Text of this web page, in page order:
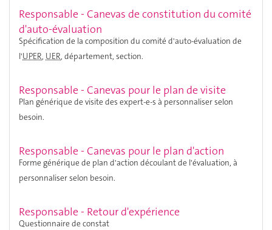
Responsable - Canevas de constitution du comité
d'auto-évaluation
Spécification de la composition du comité d'auto-évaluation de
l'UPER, UER, département, section.
Responsable - Canevas pour le plan de visite
Plan générique de visite des expert-e-s à personnaliser selon
besoin.
Responsable - Canevas pour le plan d'action
Forme générique de plan d'action découlant de l'évaluation, à
personnaliser selon besoin.
Responsable - Retour d'expérience
Questionnaire de constat